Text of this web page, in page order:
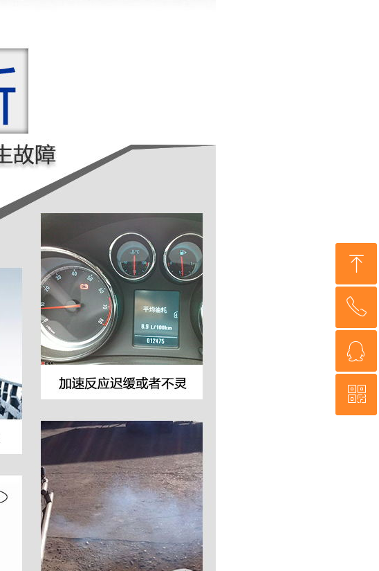
ꁸ
回到顶部
ꂅ
ꁗ
OEM代工
ꀥ
ꁸ
回到顶部
ꂅ
ꁗ
OEM代工
ꀥ